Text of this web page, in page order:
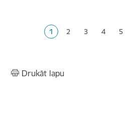
Pašreizējā lapa
1 Lapa
2 Lapa
3 Lapa
4 Lapa
5
Drukāt lapu